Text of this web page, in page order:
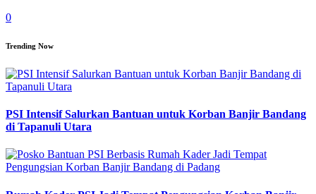
0
Trending Now
PSI Intensif Salurkan Bantuan untuk Korban Banjir Bandang
di Tapanuli Utara